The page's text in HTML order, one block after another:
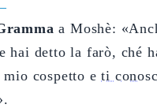
a Moshè:
hai detto la farò, ché
mio cospetto eti